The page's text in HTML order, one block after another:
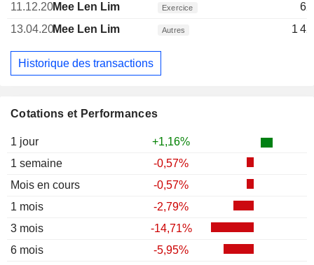
Cotations et Performances
1 jour
+1,16%
1 semaine
-0,57%
Mois en cours
-0,57%
1 mois
-2,79%
3 mois
-14,71%
6 mois
-5,95%
11.12.20Mee Len Lim Exercice
13.04.20Mee Len Lim Autres 1
Historique des transactions